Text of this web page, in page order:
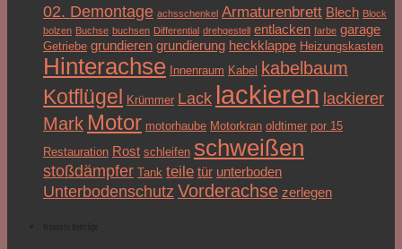
02. Demontage achsschenkel Armaturenbrett Blech Block
bolzen Buchse buchsen Differential drehgestell entlacken farbe garage
Getriebe grundieren grundierung heckklappe Heizungskasten
Hinterachse Innenraum Kabel kabelbaum
Kotflügel Krümmer Lack lackieren lackierer
Mark Motor motorhaube Motorkran oldtimer por 15
Restauration Rost schleifen schweißen
stoßdämpfer Tank teile tür unterboden
Unterbodenschutz Vorderachse zerlegen